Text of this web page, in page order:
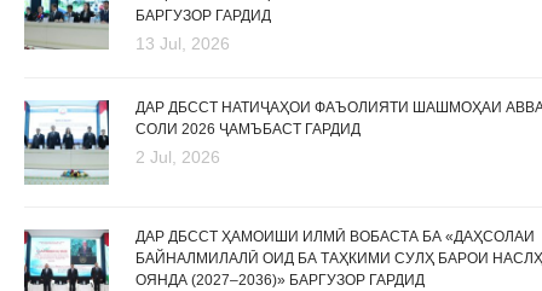
БАРГУЗОР ГАРДИД
13 Jul, 2026
ДАР ДБССТ НАТИҶАҲОИ ФАЪОЛИЯТИ ШАШМОҲАИ
СОЛИ 2026 ҶАМЪБАСТ ГАРДИД
2 Jul, 2026
ДАР ДБССТ ҲАМОИШИ ИЛМӢ ВОБАСТА БА «ДАҲСОЛАИ
БАЙНАЛМИЛАЛӢ ОИД БА ТАҲКИМИ СУЛҲ БАРОИ
ОЯНДА (2027–2036)» БАРГУЗОР ГАРДИД